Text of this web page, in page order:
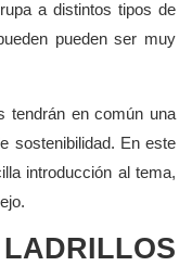
a distintos tipos de
pueden ser muy
tendrán en común una
sostenibilidad. En este
introducción al tema,